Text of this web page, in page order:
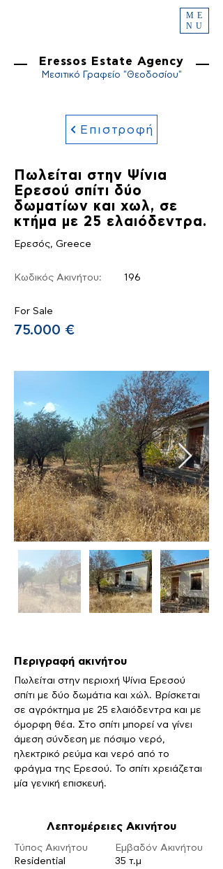
Eressos Estate Agency
Μεσιτικό Γραφείο "Θεοδοσίου"
ME
NU
Επιστροφή
Πωλείται στην Ψίνια
Ερεσού σπίτι δύο
δωματίων και χωλ, σε
κτήμα με 25 ελαιόδεντρα.
Ερεσός, Greece
Κωδικός Ακινήτου: 196
For Sale
75.000 €
Περιγραφή ακινήτου
Πωλείται στην περιοχή Ψίνια Ερεσού
σπίτι με δύο δωμάτια και χώλ. Βρίσκεται
σε αγρόκτημα με 25 ελαιόδεντρα και με
όμορφη θέα. Στο σπίτι μπορεί να γίνει
άμεση σύνδεση με πόσιμο νερό,
ηλεκτρικό ρεύμα και νερό από το
φράγμα της Ερεσού. Το σπίτι χρειάζεται
μία γενική επισκευή.
Λεπτομέρειες Ακινήτου
Τύπος Ακινήτου
Residential
Εμβαδόν Ακινήτου
35 τ.μ